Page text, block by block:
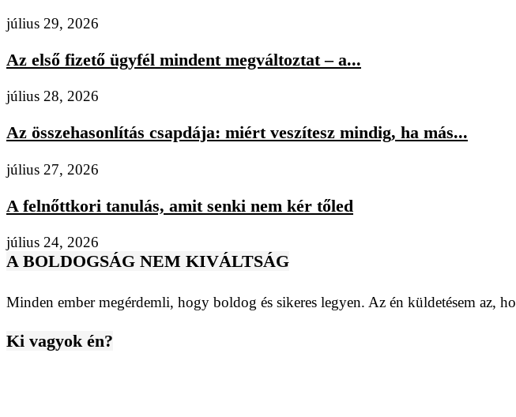
július 29, 2026
Az első fizető ügyfél mindent megváltoztat – a...
július 28, 2026
Az összehasonlítás csapdája: miért veszítesz mindig, ha más...
július 27, 2026
A felnőttkori tanulás, amit senki nem kér tőled
július 24, 2026
A BOLDOGSÁG NEM KIVÁLTSÁG
Minden ember megérdemli, hogy boldog és sikeres legyen. Az én küldetésem az,
Ki vagyok én?